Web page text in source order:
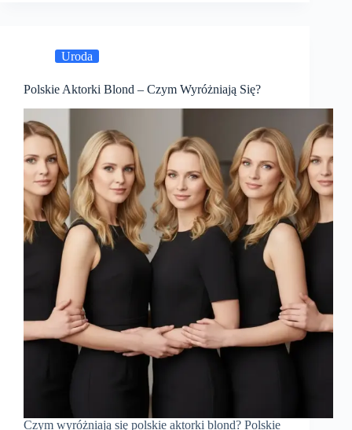
Uroda
Polskie Aktorki Blond – Czym Wyróżniają Się?
Czym wyróżniają się polskie aktorki blond? Polskie